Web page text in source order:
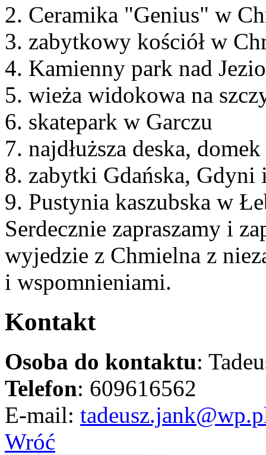
2. Ceramika "Genius" w
3. zabytkowy kościół w
4. Kamienny park nad
5. wieża widokowa na
6. skatepark w Garczu
7. najdłuższa deska,
8. zabytki Gdańska, Gdyni
9. Pustynia kaszubska w
Serdecznie zapraszamy i
wyjedzie z Chmielna z
i wspomnieniami.
Kontakt
Osoba do kontaktu:
Telefon: 609616562
E-mail:
Wróć